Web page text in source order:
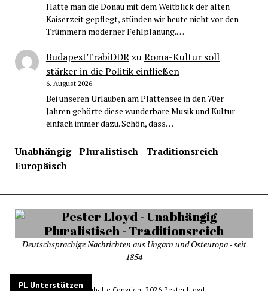
Hätte man die Donau mit dem Weitblick der alten
Kaiserzeit gepflegt, stünden wir heute nicht vor den
Trümmern moderner Fehlplanung.…
BudapestTrabiDDRzuRoma-Kultur soll
stärker in die Politik einfließen
6. August 2026
Bei unseren Urlauben am Plattensee in den 70er
Jahren gehörte diese wunderbare Musik und Kultur
einfach immer dazu. Schön, dass…
Unabhängig - Pluralistisch - Traditionsreich -
Europäisch
Deutschsprachige Nachrichten aus Ungarn und Osteuropa - seit
1854
PL Unterstützen